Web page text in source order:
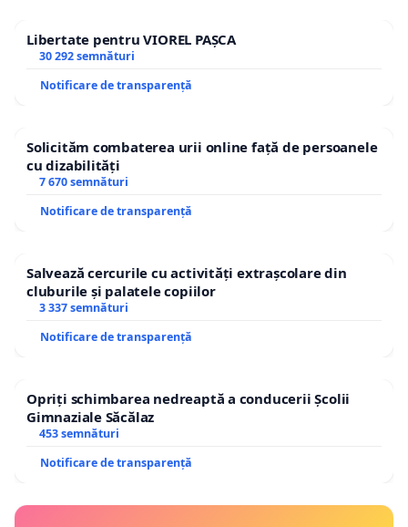
Libertate pentru VIOREL PAȘCA
30 292 semnături
Notificare de transparență
Solicităm combaterea urii online față de persoanele
cu dizabilități
7 670 semnături
Notificare de transparență
Salvează cercurile cu activități extrașcolare din
cluburile și palatele copiilor
3 337 semnături
Notificare de transparență
Opriți schimbarea nedreaptă a conducerii Școlii
Gimnaziale Săcălaz
453 semnături
Notificare de transparență